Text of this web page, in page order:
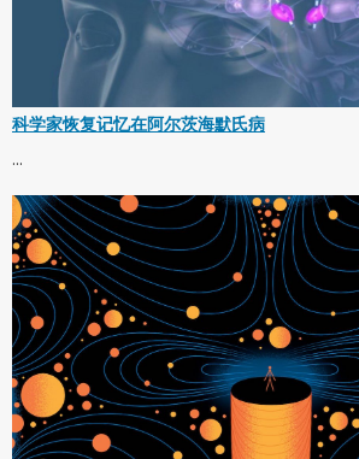
科学家恢复记忆在阿尔茨海默氏病
...